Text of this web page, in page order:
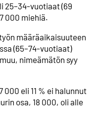
25–34‑vuotiaat (69
000 miehiä.
määräaikaisuuteen
(65–74-vuotiaat)
nimeämätön syy
eli 11 % ei halunnut
osa, 18 000, oli alle